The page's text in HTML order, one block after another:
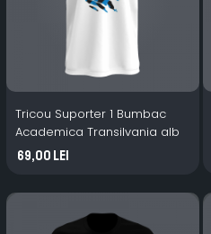
Tricou Suporter 1 Bumbac
Academica Transilvania alb
69,00 Lei